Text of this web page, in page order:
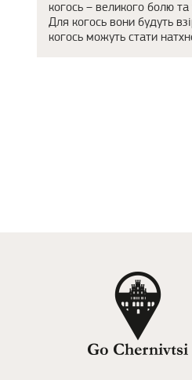
когось – великого болю та
Для когось вони будуть
когось можуть стати